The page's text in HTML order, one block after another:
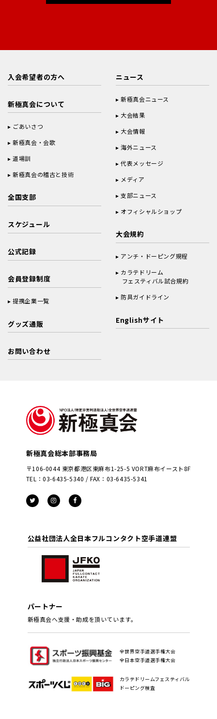
入会希望者の方へ
新極真会について
ごあいさつ
新極真会・会歌
道場訓
新極真会の稽古と技術
全国支部
スケジュール
公式記録
会員登録制度
提携企業一覧
グッズ通販
お問い合わせ
ニュース
新極真会ニュース
大会結果
大会情報
海外ニュース
代表メッセージ
メディア
支部ニュース
オフィシャルショップ
大会規約
アンチ・ドーピング規程
カラテドリーム
フェスティバル試合規約
防具ガイドライン
Englishサイト
新極真会総本部事務局
〒106-0044 東京都港区東麻布1-25-5 VORT麻布イースト8F
TEL：03-6435-5340 / FAX：03-6435-5341
公益社団法人全日本フルコンタクト空手道連盟
パートナー
新極真会へ支援・助成を頂いています。
全世界空手道選手権大会
全日本空手道選手権大会
カラテドリームフェスティバル
ドーピング検査